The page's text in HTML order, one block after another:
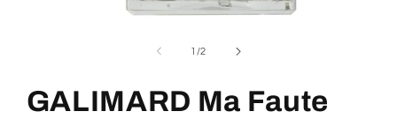
párbeszédpanelen
1 //2
GALIMARD Ma Faute